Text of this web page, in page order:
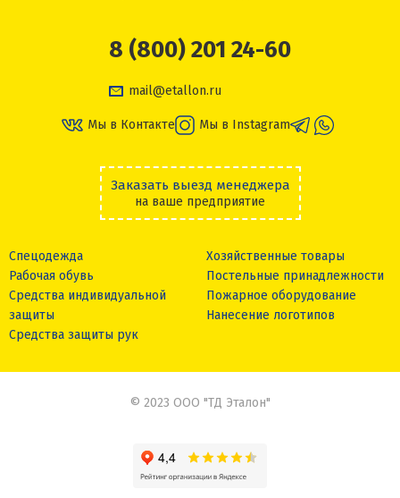
8 (800) 201 24-60
mail@etallon.ru
Мы в Контакте Мы в Instagram
Заказать выезд менеджера
на ваше предприятие
Спецодежда
Рабочая обувь
Средства индивидуальной
защиты
Средства защиты рук
Хозяйственные товары
Постельные принадлежности
Пожарное оборудование
Нанесение логотипов
© 2023 ООО "ТД Эталон"